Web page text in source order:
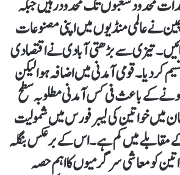
محدود شعبوں تک محدود رہیں جبکہ
چین نے عالمی منڈیوں میں اپنی مصنوعات
سے بڑھتی آبادی نے اقتصادی
کر دیا۔ قومی آمدنی میں اضافہ ہوا لیکن
ہونے کے باعث فی کس آمدنی مطلوبہ سطح
میں خواتین کی لیبر فورس میں شمولیت
میں کم ہے۔ اس کے برعکس بنگلہ
کو معاشی سرگرمیوں کا اہم حصہ